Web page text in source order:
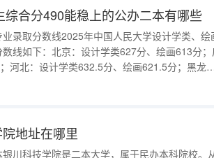
综合分490能稳上的公办二本有哪些
录取分数线2025年中国人民大学设计学类、绘
线如下：北京：设计学类627分、绘画613分
河北：设计学类632.5分、绘画621.5分；黑龙
：设计学类767.6分，绘画716分；湖南：设计学
地址在哪里
川科技学院是二本大学，属于民办本科院校。